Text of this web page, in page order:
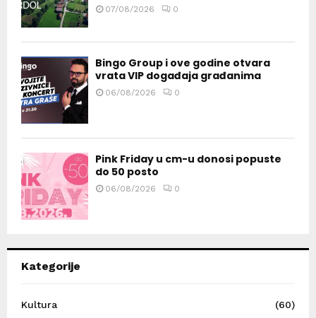
07/08/2026 0
Bingo Group i ove godine otvara
vrata VIP događaja građanima
06/08/2026 0
Pink Friday u cm-u donosi popuste
do 50 posto
06/08/2026 0
Kategorije
Kultura
(60)